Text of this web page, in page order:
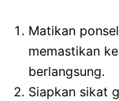
Matikan
memastikan
berlangsung.
Siapkan sikat